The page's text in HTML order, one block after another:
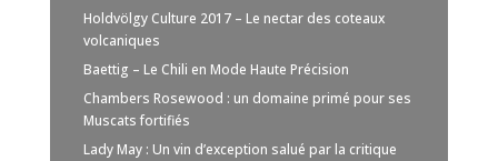
Holdvölgy Culture 2017 – Le nectar des coteaux
volcaniques
Baettig – Le Chili en Mode Haute Précision
Chambers Rosewood : un domaine primé pour ses
Muscats fortifiés
Lady May : Un vin d’exception salué par la critique